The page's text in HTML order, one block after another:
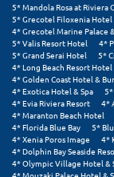
Μουζάκι
Μπαλί Κρήτης
Μπάνσκο
Μπούκα
Μύκονος
Μυστράς
5* Mandola Rosa at Riviera
5* Grecotel Filoxenia Hotel
4* Grecotel Marine Palace
5* Valis Resort Hotel
4*
5* Grand Serai Hotel
5*
4* Long Beach Resort Hotel
4* Golden Coast Hotel &
4* Exotica Hotel & Spa
5*
4* Evia Riviera Resort
4*
4* Maranton Beach Hotel
4* Florida Blue Bay
5*
4* Xenia Poros Image
4*
4* Dolphin Bay Seaside
4* Olympic Village Hotel &